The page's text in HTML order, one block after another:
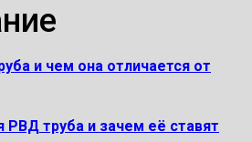
и чем она отличается от
РВД труба и зачем её ставят